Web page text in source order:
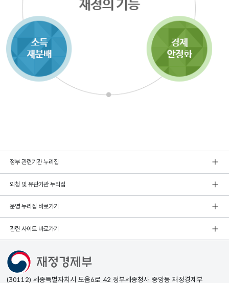
정부 관련기관 누리집
외청 및 유관기관 누리집
운영 누리집 바로가기
관련 사이트 바로가기
(30112) 세종특별자치시 도움6로 42 정부세종청사 중앙동 재정경제부